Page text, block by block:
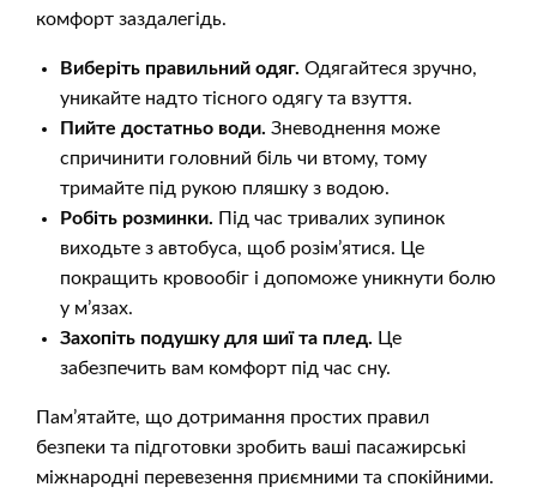
комфорт заздалегідь.
Виберіть правильний одяг. Одягайтеся зручно,
уникайте надто тісного одягу та взуття.
Пийте достатньо води. Зневоднення може
спричинити головний біль чи втому, тому
тримайте під рукою пляшку з водою.
Робіть розминки. Під час тривалих зупинок
виходьте з автобуса, щоб розім’ятися. Це
покращить кровообіг і допоможе уникнути болю
у м’язах.
Захопіть подушку для шиї та плед. Це
забезпечить вам комфорт під час сну.
Пам’ятайте, що дотримання простих правил
безпеки та підготовки зробить ваші пасажирські
міжнародні перевезення приємними та спокійними.